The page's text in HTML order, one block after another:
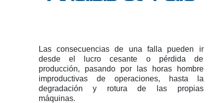
Las consecuencias de una falla pueden ir
desde el lucro cesante o pérdida de
producción, pasando por las horas hombre
improductivas de operaciones, hasta la
degradación y rotura de las propias
máquinas.